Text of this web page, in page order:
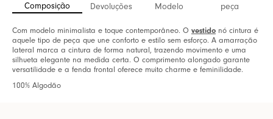
Composição
Devoluções
Modelo
peça
Com modelo minimalista e toque contemporâneo. O vestido nó cintura é
aquele tipo de peça que une conforto e estilo sem esforço. A amarração
lateral marca a cintura de forma natural, trazendo movimento e uma
silhueta elegante na medida certa. O comprimento alongado garante
versatilidade e a fenda frontal oferece muito charme e feminilidade.
100% Algodão